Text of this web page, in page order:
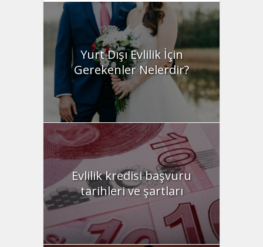
Yurt Dışı Evlilik İçin
Gerekenler Nelerdir?
Evlilik kredisi başvuru
tarihleri ve şartları